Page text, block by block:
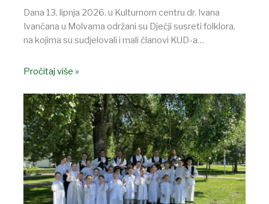
Dana 13. lipnja 2026. u Kulturnom centru dr. Ivana
Ivančana u Molvama održani su Dječji susreti folklora,
na kojima su sudjelovali i mali članovi KUD-a…
Pročitaj više »